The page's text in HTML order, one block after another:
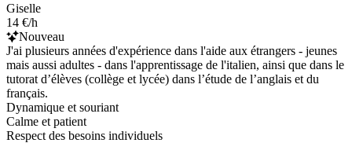
Giselle
14 €/h
Nouveau
J'ai plusieurs années d'expérience dans l'aide aux étrangers - jeunes
mais aussi adultes - dans l'apprentissage de l'italien, ainsi que dans le
tutorat d’élèves (collège et lycée) dans l’étude de l’anglais et du
français.
Dynamique et souriant
Calme et patient
Respect des besoins individuels